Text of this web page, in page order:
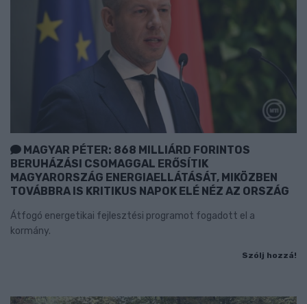
MAGYAR PÉTER: 868 MILLIÁRD FORINTOS
BERUHÁZÁSI CSOMAGGAL ERŐSÍTIK
MAGYARORSZÁG ENERGIAELLÁTÁSÁT, MIKÖZBEN
TOVÁBBRA IS KRITIKUS NAPOK ELÉ NÉZ AZ ORSZÁG
Átfogó energetikai fejlesztési programot fogadott el a
kormány.
Szólj hozzá!